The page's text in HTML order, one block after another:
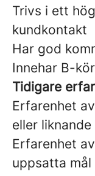
Trivs i ett
kundkontakt
Har god
Innehar B-
Tidigare
Erfarenhet
eller liknande
Erfarenhet
uppsatta mål